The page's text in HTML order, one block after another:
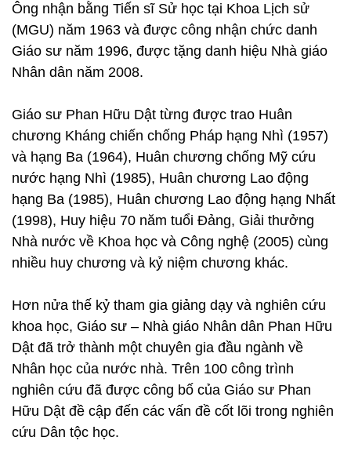
Ông nhận bằng Tiến sĩ Sử học tại Khoa Lịch sử
(MGU) năm 1963 và được công nhận chức danh
Giáo sư năm 1996, được tặng danh hiệu Nhà giáo
Nhân dân năm 2008.
Giáo sư Phan Hữu Dật từng được trao Huân
chương Kháng chiến chống Pháp hạng Nhì (1957)
và hạng Ba (1964), Huân chương chống Mỹ cứu
nước hạng Nhì (1985), Huân chương Lao động
hạng Ba (1985), Huân chương Lao động hạng Nhất
(1998), Huy hiệu 70 năm tuổi Đảng, Giải thưởng
Nhà nước về Khoa học và Công nghệ (2005) cùng
nhiều huy chương và kỷ niệm chương khác.
Hơn nửa thế kỷ tham gia giảng dạy và nghiên cứu
khoa học, Giáo sư – Nhà giáo Nhân dân Phan Hữu
Dật đã trở thành một chuyên gia đầu ngành về
Nhân học của nước nhà. Trên 100 công trình
nghiên cứu đã được công bố của Giáo sư Phan
Hữu Dật đề cập đến các vấn đề cốt lõi trong nghiên
cứu Dân tộc học.